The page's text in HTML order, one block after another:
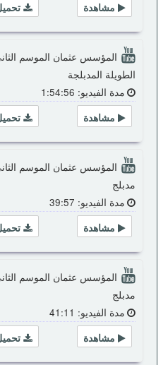
مشاهدة
المؤسس عثمان الموسم
الطويلة المدبلجة
مدة الفيديو: 1:54:56
مشاهدة
المؤسس عثمان الموسم
مدبلج
مدة الفيديو: 39:57
مشاهدة
المؤسس عثمان الموسم
مدبلج
مدة الفيديو: 41:11
مشاهدة